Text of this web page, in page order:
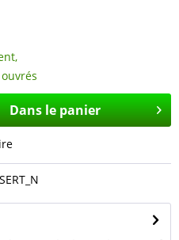
Dans le panier